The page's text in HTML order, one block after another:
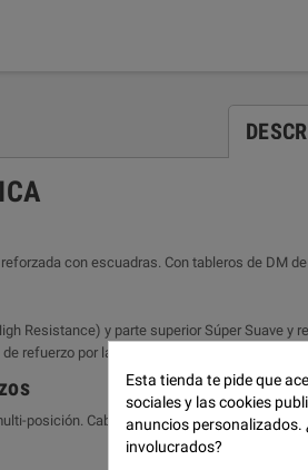
con escuadras. Con tableros de DM
Resistance) y parte superior Súper Suave
refuerzo por la parte interior.
posición. Cabezales, riñoneras y brazos de
Esta tienda te pide que
sociales y las cookies
anuncios personalizados.
involucrados?